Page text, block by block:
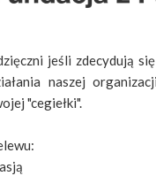
jeśli zdecydują
naszej
"cegiełki".